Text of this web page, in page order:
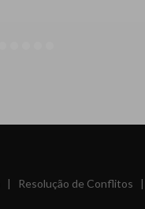
| Resolução de Conflitos |